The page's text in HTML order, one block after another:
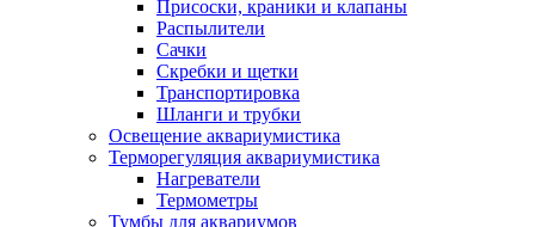
Присоски, краники и клапаны
Распылители
Сачки
Скребки и щетки
Транспортировка
Шланги и трубки
Освещение аквариумистика
Терморегуляция аквариумистика
Нагреватели
Термометры
Тумбы для аквариумов